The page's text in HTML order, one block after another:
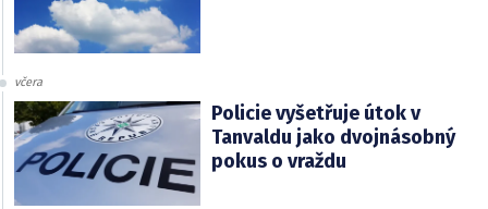
včera
Policie vyšetřuje útok v
Tanvaldu jako dvojnásobný
pokus o vraždu